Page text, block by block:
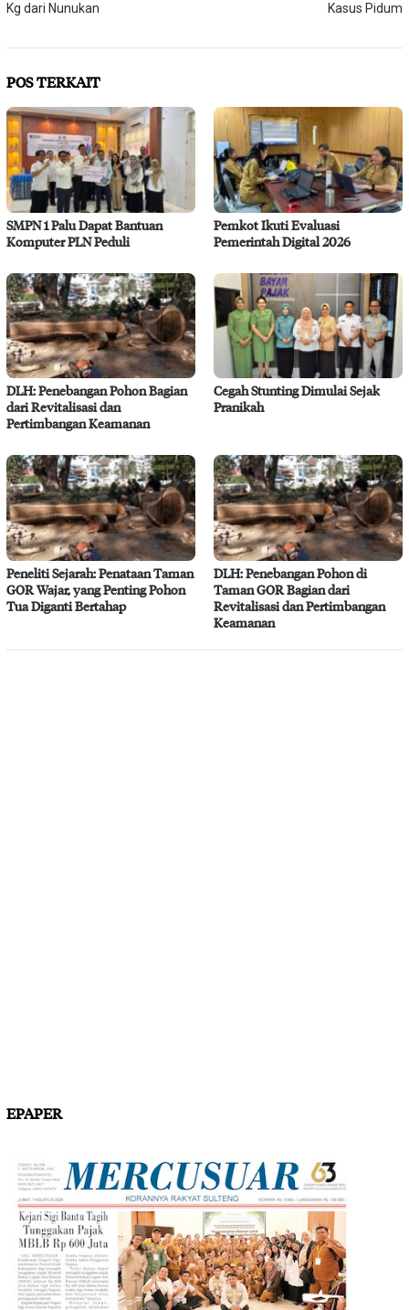
Kg dari Nunukan Kasus Pidum
POS TERKAIT
SMPN 1 Palu Dapat Bantuan
Komputer PLN Peduli
Pemkot Ikuti Evaluasi
Pemerintah Digital 2026
DLH: Penebangan Pohon Bagian
dari Revitalisasi dan
Pertimbangan Keamanan
Cegah Stunting Dimulai Sejak
Pranikah
Peneliti Sejarah: Penataan Taman
GOR Wajar, yang Penting Pohon
Tua Diganti Bertahap
DLH: Penebangan Pohon di
Taman GOR Bagian dari
Revitalisasi dan Pertimbangan
Keamanan
EPAPER